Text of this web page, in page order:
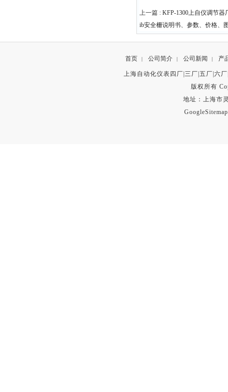
上一篇 : KFP-1300上自仪调节
ib安全栅说明书、参数、价格、
首页 | 公司简介 | 公司新闻 | 产
上海自动化仪表四厂|三厂|五厂|六
版权所有
地址：上海市
GoogleSitemap